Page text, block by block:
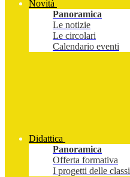
Novità
Panoramica
Le notizie
Le circolari
Calendario eventi
Didattica
Panoramica
Offerta formativa
I progetti delle classi